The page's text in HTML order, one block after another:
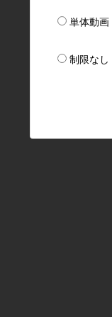
単体動画
制限なし